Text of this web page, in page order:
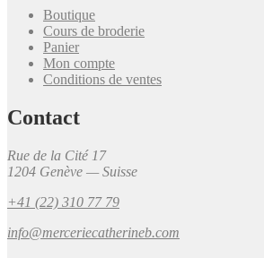
Boutique
Cours de broderie
Panier
Mon compte
Conditions de ventes
Contact
Rue de la Cité 17
1204 Genève — Suisse
+41 (22) 310 77 79
info@merceriecatherineb.com